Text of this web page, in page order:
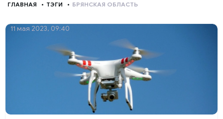
ГЛАВНАЯ ТЭГИ БРЯНСКАЯ ОБЛАСТЬ
11 мая 2023, 09:40